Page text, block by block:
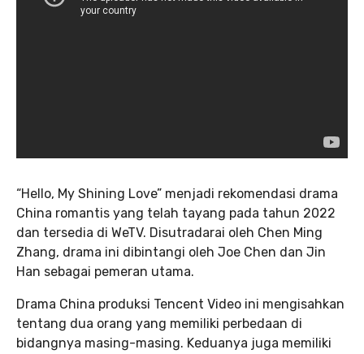
“Hello, My Shining Love” menjadi rekomendasi drama
China romantis yang telah tayang pada tahun 2022
dan tersedia di WeTV. Disutradarai oleh Chen Ming
Zhang, drama ini dibintangi oleh Joe Chen dan Jin
Han sebagai pemeran utama.
Drama China produksi Tencent Video ini mengisahkan
tentang dua orang yang memiliki perbedaan di
bidangnya masing-masing. Keduanya juga memiliki